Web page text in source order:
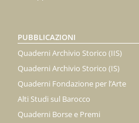
PUBBLICAZIONI
Quaderni Archivio Storico (IIS)
Quaderni Archivio Storico (IS)
Quaderni Fondazione per l’Arte
Alti Studi sul Barocco
Quaderni Borse e Premi